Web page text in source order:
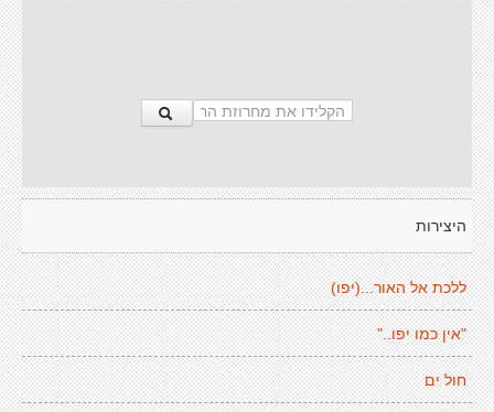
היצירות
ללכת אל האור...(יפו)
"אין כמו יפו.."
חול ים